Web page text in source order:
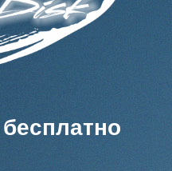
бесплатно